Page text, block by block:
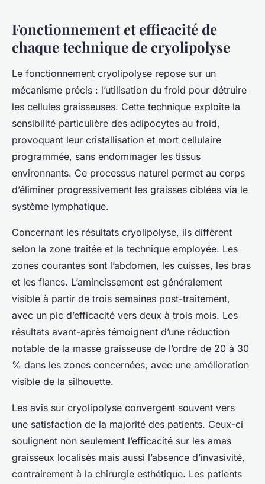
Fonctionnement et efficacité de
chaque technique de cryolipolyse
Le fonctionnement cryolipolyse repose sur un
mécanisme précis : l’utilisation du froid pour détruire
les cellules graisseuses. Cette technique exploite la
sensibilité particulière des adipocytes au froid,
provoquant leur cristallisation et mort cellulaire
programmée, sans endommager les tissus
environnants. Ce processus naturel permet au corps
d’éliminer progressivement les graisses ciblées via le
système lymphatique.
Concernant les résultats cryolipolyse, ils diffèrent
selon la zone traitée et la technique employée. Les
zones courantes sont l’abdomen, les cuisses, les bras
et les flancs. L’amincissement est généralement
visible à partir de trois semaines post-traitement,
avec un pic d’efficacité vers deux à trois mois. Les
résultats avant-après témoignent d’une réduction
notable de la masse graisseuse de l’ordre de 20 à 30
% dans les zones concernées, avec une amélioration
visible de la silhouette.
Les avis sur cryolipolyse convergent souvent vers
une satisfaction de la majorité des patients. Ceux-ci
soulignent non seulement l’efficacité sur les amas
graisseux localisés mais aussi l’absence d’invasivité,
contrairement à la chirurgie esthétique. Les patients